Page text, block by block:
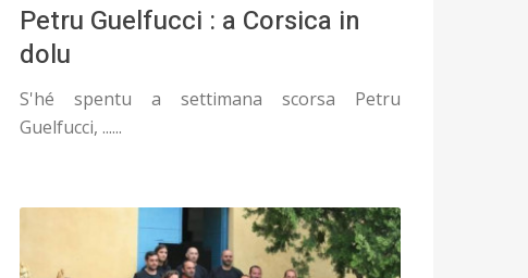
Petru Guelfucci : a Corsica in
dolu
S'hé spentu a settimana scorsa Petru
Guelfucci, ......